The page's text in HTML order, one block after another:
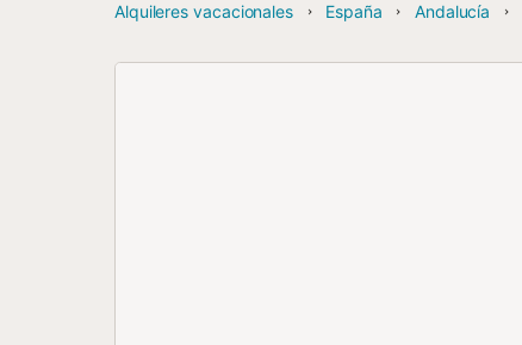
Alquileres vacacionales España Andalucía